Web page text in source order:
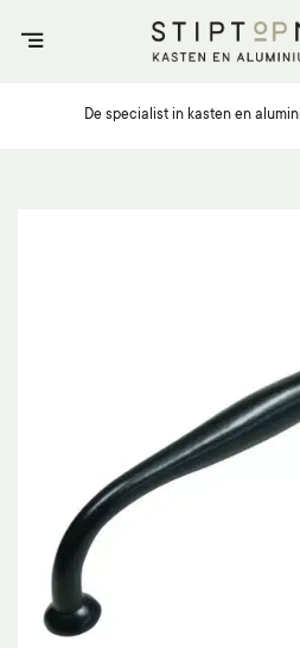
naar
De specialist in kasten en